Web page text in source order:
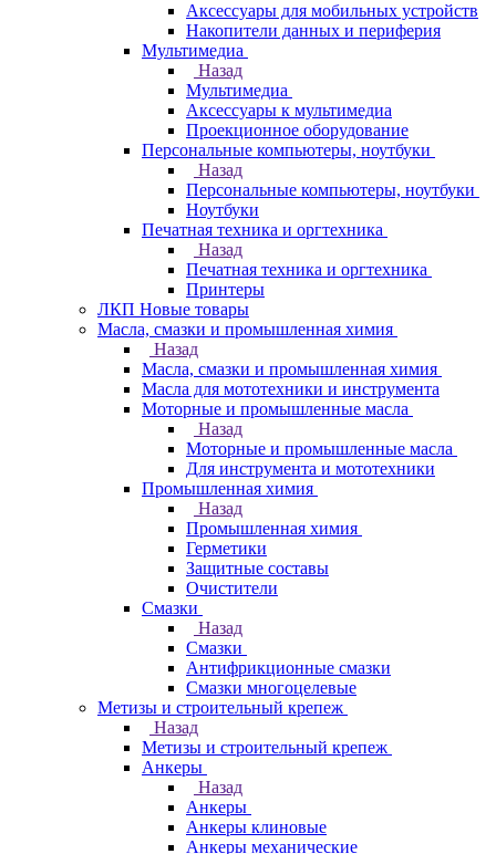
Аксессуары для мобильных устройств
Накопители данных и периферия
Мультимедиа
Назад
Мультимедиа
Аксессуары к мультимедиа
Проекционное оборудование
Персональные компьютеры, ноутбуки
Назад
Персональные компьютеры, ноутбуки
Ноутбуки
Печатная техника и оргтехника
Назад
Печатная техника и оргтехника
Принтеры
ЛКП Новые товары
Масла, смазки и промышленная химия
Назад
Масла, смазки и промышленная химия
Масла для мототехники и инструмента
Моторные и промышленные масла
Назад
Моторные и промышленные масла
Для инструмента и мототехники
Промышленная химия
Назад
Промышленная химия
Герметики
Защитные составы
Очистители
Смазки
Назад
Смазки
Антифрикционные смазки
Смазки многоцелевые
Метизы и строительный крепеж
Назад
Метизы и строительный крепеж
Анкеры
Назад
Анкеры
Анкеры клиновые
Анкеры механические